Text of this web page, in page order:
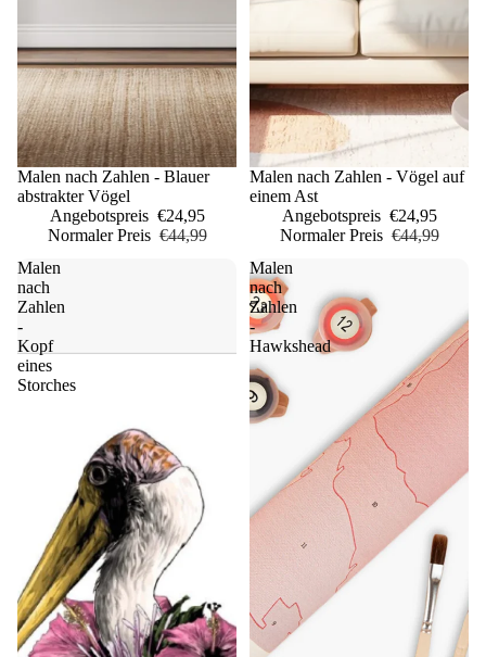
Sale
Malen nach Zahlen - Blauer
abstrakter Vögel
Angebotspreis €24,95
Normaler Preis €44,99
Sale
Malen nach Zahlen - Vögel auf
einem Ast
Angebotspreis €24,95
Normaler Preis €44,99
Malen
nach
Zahlen
-
Kopf
eines
Storches
Malen
nach
Zahlen
-
Hawkshead